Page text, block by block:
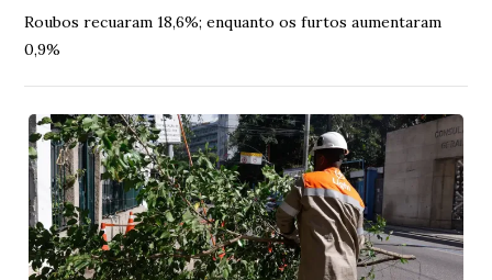
Roubos recuaram 18,6%; enquanto os furtos aumentaram
0,9%